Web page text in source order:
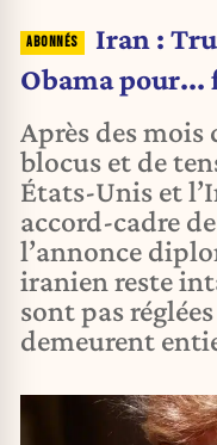
Iran :
Obama pour...
Après des mois
blocus et de
États-Unis et
accord-cadre
l’annonce
iranien reste
sont pas
demeurent